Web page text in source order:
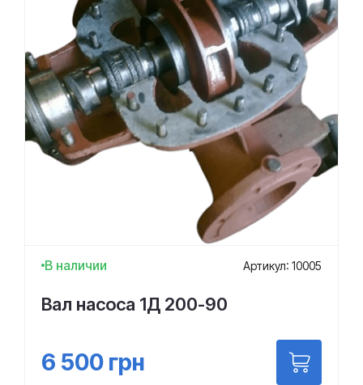
В наличии Артикул: 10005
Вал насоса 1Д 200-90
6 500 грн